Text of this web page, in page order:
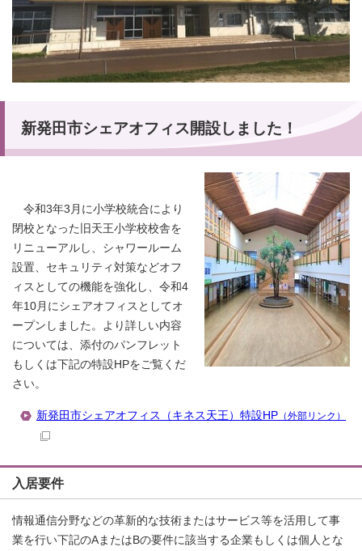
新発田市シェアオフィス開設しました！
令和3年3月に小学校統合により
閉校となった旧天王小学校校舎を
リニューアルし、シャワールーム
設置、セキュリティ対策などオフ
ィスとしての機能を強化し、令和4
年10月にシェアオフィスとしてオ
ープンしました。より詳しい内容
については、添付のパンフレット
もしくは下記の特設HPをご覧くだ
さい。
新発田市シェアオフィス（キネス天王）特設HP （外部リンク）
入居要件
情報通信分野などの革新的な技術またはサービス等を活用して事
業を行い下記のAまたはBの要件に該当する企業もしくは個人とな